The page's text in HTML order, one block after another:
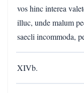
vos hinc interea
illuc, unde malum
saecli incommoda,
XIVb.